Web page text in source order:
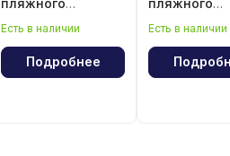
волейбола
Гевара"
Есть в наличии
Подробнее
волейбола
Гевара"
Есть в наличии